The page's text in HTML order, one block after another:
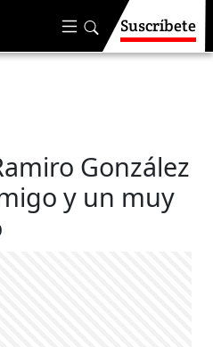
Suscríbete
González
y un muy